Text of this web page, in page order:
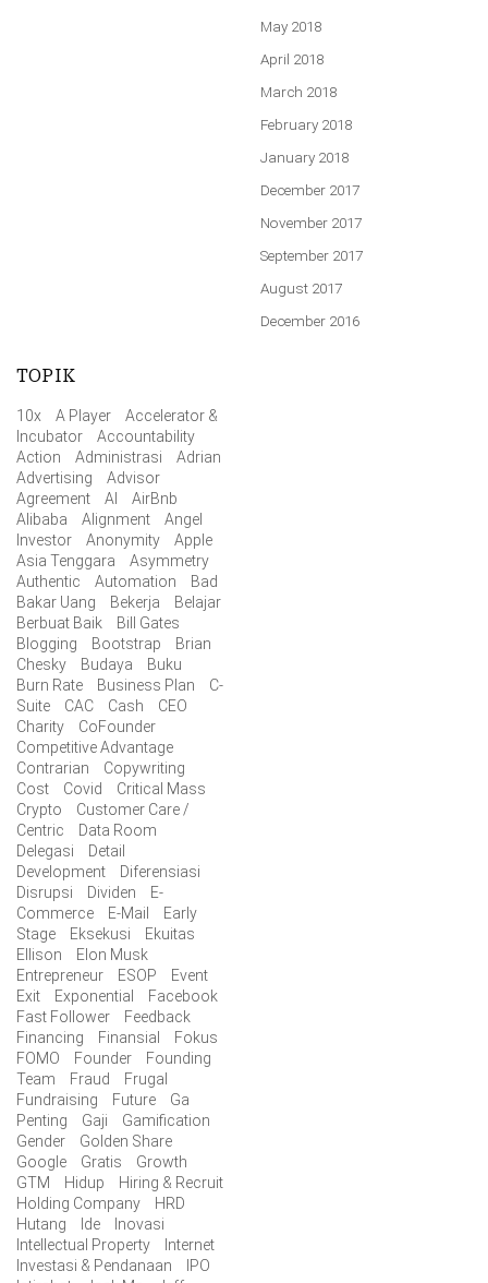
May 2018
April 2018
March 2018
February 2018
January 2018
December 2017
November 2017
September 2017
August 2017
December 2016
TOPIK
10x A Player
Accelerator &
Incubator
Accountability
Action
Administrasi
Adrian
Advertising
Advisor
Agreement
AI
AirBnb
Alibaba
Alignment
Angel
Investor
Anonymity
Apple
Asia Tenggara
Asymmetry
Authentic
Automation
Bad
Bakar Uang
Bekerja
Belajar
Berbuat Baik
Bill Gates
Blogging
Bootstrap
Brian
Chesky
Budaya
Buku
Burn Rate
Business Plan
C-
Suite
CAC Cash
CEO
Charity
CoFounder
Competitive Advantage
Contrarian
Copywriting
Cost
Covid
Critical Mass
Crypto
Customer Care /
Centric
Data Room
Delegasi
Detail
Development
Diferensiasi
Disrupsi
Dividen
E-
Commerce
E-Mail
Early
Stage
Eksekusi
Ekuitas
Ellison
Elon Musk
Entrepreneur
ESOP
Event
Exit
Exponential
Facebook
Fast Follower
Feedback
Financing
Finansial
Fokus
FOMO
Founder
Founding
Team
Fraud
Frugal
Fundraising
Future
Ga
Penting
Gaji
Gamification
Gender
Golden Share
Google
Gratis
Growth
GTM
Hidup
Hiring & Recruit
Holding Company
HRD
Hutang
Ide
Inovasi
Intellectual Property
Internet
Investasi & Pendanaan
IPO